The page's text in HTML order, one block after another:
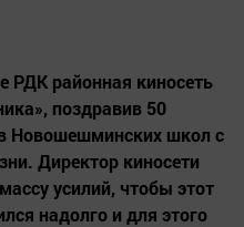
РДК районная киносеть
поздравив 50
Новошешминских школ с
Директор киносети
усилий, чтобы этот
надолго и для этого